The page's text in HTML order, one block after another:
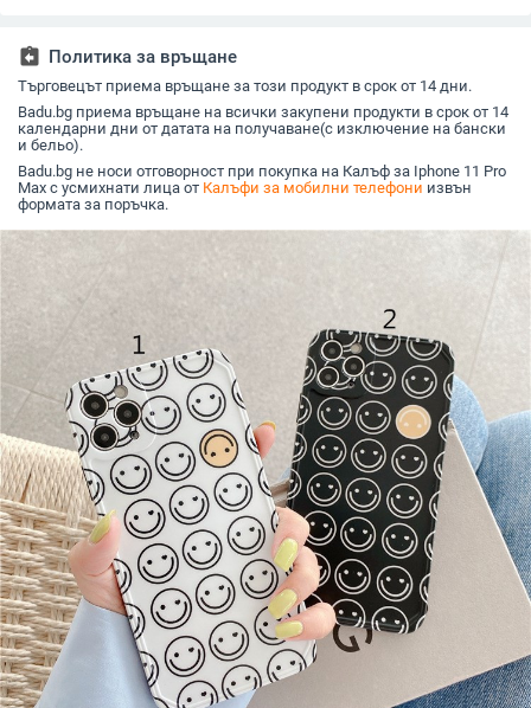
assignment_return Политика за връщане
Търговецът приема връщане за този продукт в срок от 14 дни.
Badu.bg приема връщане на всички закупени продукти в срок от 14
календарни дни от датата на получаване(с изключение на бански
и бельо).
Badu.bg не носи отговорност при покупка на Калъф за Iphone 11 Pro
Max с усмихнати лица от Калъфи за мобилни телефони извън
формата за поръчка.